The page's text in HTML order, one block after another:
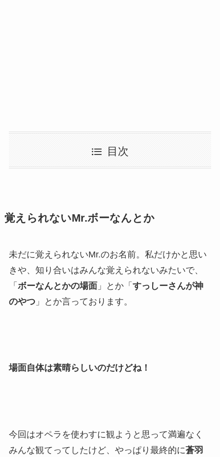
目次
覚えられないMr.ボーなんとか
未だに覚えられないMr.のお名前。私だけかと思い
きや、知り合いはみんな覚えられないみたいで、
「 ボーなんとかの場面」とか「 すっしーさんが神
のやつ」とか言っております。
場面自体は素晴らしいのだけどね！
今回はオペラを使わすに観ようと思って満遍なく
みんな観てってしたけど、やっぱり最終的に蒼羽